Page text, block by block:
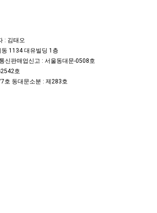
: 김태오
1134 대유빌딩 1층
판매업신고 : 서울동대문-0508호
호
호 동대문소분 : 제283호